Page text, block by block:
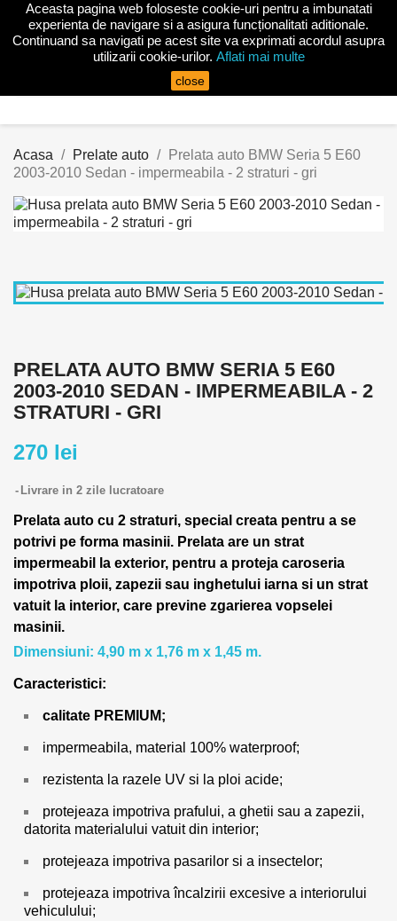
Acasa Prelate auto
Prelata auto BMW Seria 5 E60
2003-2010 Sedan - impermeabila - 2 straturi - gri
PRELATA AUTO BMW SERIA 5 E60
2003-2010 SEDAN - IMPERMEABILA - 2
STRATURI - GRI
270 lei
Livrare in 2 zile lucratoare
Prelata auto cu 2 straturi, special creata pentru a se
potrivi pe forma masinii. Prelata are un strat
impermeabil la exterior, pentru a proteja caroseria
impotriva ploii, zapezii sau inghetului iarna si un strat
vatuit la interior, care previne zgarierea vopselei
masinii.
Dimensiuni: 4,90 m x 1,76 m x 1,45 m.
Caracteristici:
calitate PREMIUM;
impermeabila, material 100% waterproof;
rezistenta la razele UV si la ploi acide;
protejeaza impotriva prafului, a ghetii sau a zapezii,
datorita materialului vatuit din interior;
protejeaza impotriva pasarilor si a insectelor;
protejeaza impotriva încalzirii excesive a interiorului
vehiculului;
Aceasta pagina web foloseste cookie-uri pentru a imbunatati
experienta de navigare si a asigura funcționalitati aditionale.
Continuand sa navigati pe acest site va exprimati acordul asupra
utilizarii cookie-urilor. Aflati mai multe
close